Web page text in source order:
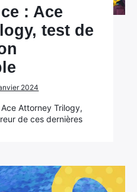
: Ace
test de
2024
Attorney Trilogy,
de ces dernières